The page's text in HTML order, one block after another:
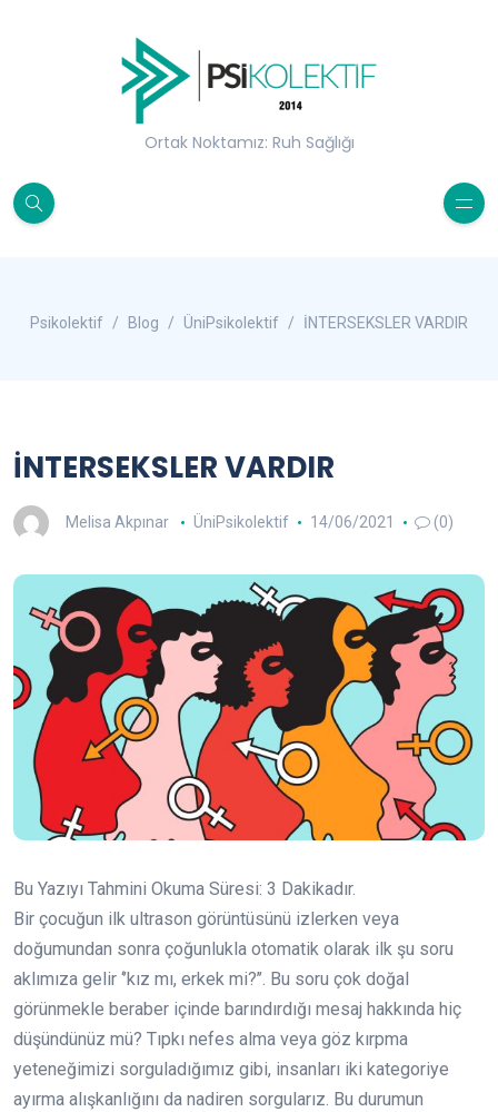
Ortak Noktamız: Ruh Sağlığı
Psikolektif Blog ÜniPsikolektif İNTERSEKSLER VARDIR
İNTERSEKSLER VARDIR
Melisa Akpınar ÜniPsikolektif 14/06/2021 (0)
Bu Yazıyı Tahmini Okuma Süresi: 3 Dakikadır.
Bir çocuğun ilk ultrason görüntüsünü izlerken veya
doğumundan sonra çoğunlukla otomatik olarak ilk şu soru
aklımıza gelir ‘’kız mı, erkek mi?’’. Bu soru çok doğal
görünmekle beraber içinde barındırdığı mesaj hakkında hiç
düşündünüz mü? Tıpkı nefes alma veya göz kırpma
yeteneğimizi sorguladığımız gibi, insanları iki kategoriye
ayırma alışkanlığını da nadiren sorgularız. Bu durumun